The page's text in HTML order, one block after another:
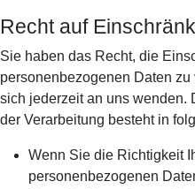
Recht auf
Sie haben das Recht, die
personenbezogenen Daten
sich jederzeit an uns wenden.
der Verarbeitung besteht in
Wenn Sie die Richtigkeit
personenbezogenen